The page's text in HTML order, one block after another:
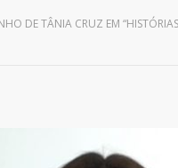
DE TÂNIA CRUZ EM